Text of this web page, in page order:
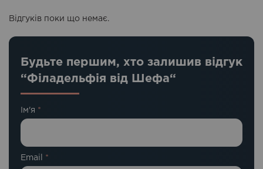
Відгуків поки що немає.
Будьте першим, хто залишив відгук
“Філадельфія від Шефа“
Ім'я *
Email *